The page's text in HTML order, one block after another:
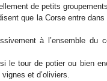
de petits
que la Corse entre
à l’ensemble du
le tour de potier ou bien
et d’oliviers.